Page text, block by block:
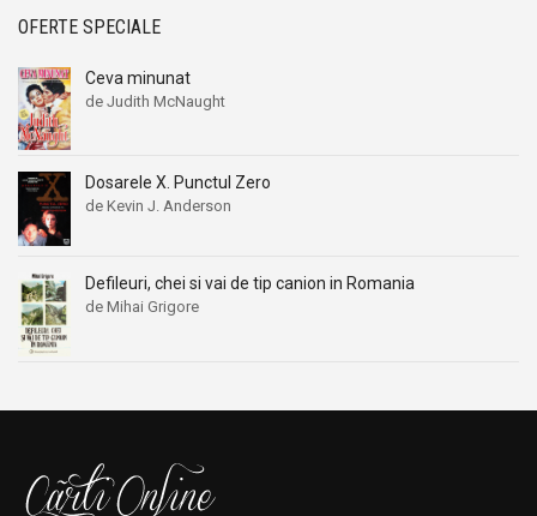
OFERTE SPECIALE
Ceva minunat
de Judith McNaught
Dosarele X. Punctul Zero
de Kevin J. Anderson
Defileuri, chei si vai de tip canion in Romania
de Mihai Grigore